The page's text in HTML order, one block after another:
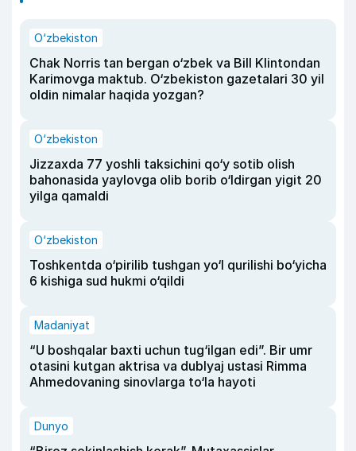
O‘zbekiston
Chak Norris tan bergan o‘zbek va Bill Klintondan
Karimovga maktub. O‘zbekiston gazetalari 30 yil
oldin nimalar haqida yozgan?
O‘zbekiston
Jizzaxda 77 yoshli taksichini qo‘y sotib olish
bahonasida yaylovga olib borib o‘ldirgan yigit 20
yilga qamaldi
O‘zbekiston
Toshkentda o‘pirilib tushgan yo‘l qurilishi bo‘yicha
6 kishiga sud hukmi o‘qildi
Madaniyat
“U boshqalar baxti uchun tug‘ilgan edi”. Bir umr
otasini kutgan aktrisa va dublyaj ustasi Rimma
Ahmedovaning sinovlarga to‘la hayoti
Dunyo